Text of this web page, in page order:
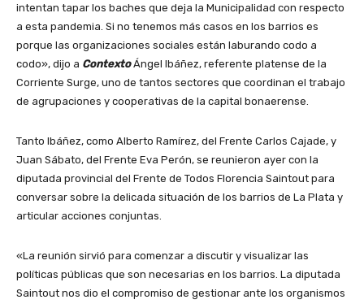
intentan tapar los baches que deja la Municipalidad con respecto
a esta pandemia. Si no tenemos más casos en los barrios es
porque las organizaciones sociales están laburando codo a
codo», dijo a ContextoÁngel Ibáñez, referente platense de la
Corriente Surge, uno de tantos sectores que coordinan el trabajo
de agrupaciones y cooperativas de la capital bonaerense.
Tanto Ibáñez, como Alberto Ramírez, del Frente Carlos Cajade, y
Juan Sábato, del Frente Eva Perón, se reunieron ayer con la
diputada provincial del Frente de Todos Florencia Saintout para
conversar sobre la delicada situación de los barrios de La Plata y
articular acciones conjuntas.
«La reunión sirvió para comenzar a discutir y visualizar las
políticas públicas que son necesarias en los barrios. La diputada
Saintout nos dio el compromiso de gestionar ante los organismos